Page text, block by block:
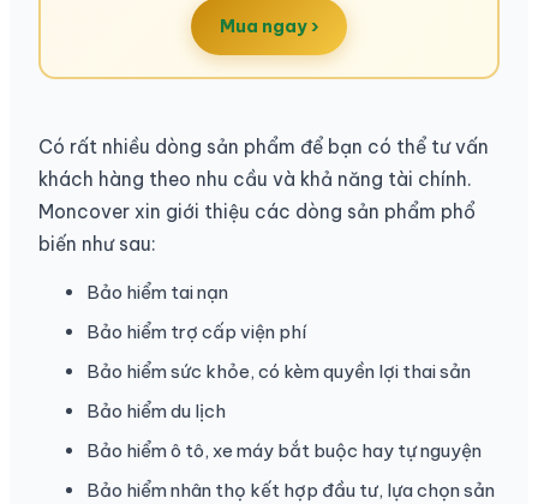
Mua ngay ›
Có rất nhiều dòng sản phẩm để bạn có thể tư vấn
khách hàng theo nhu cầu và khả năng tài chính.
Moncover xin giới thiệu các dòng sản phẩm phổ
biến như sau:
Bảo hiểm tai nạn
Bảo hiểm trợ cấp viện phí
Bảo hiểm sức khỏe, có kèm quyền lợi thai sản
Bảo hiểm du lịch
Bảo hiểm ô tô, xe máy bắt buộc hay tự nguyện
Bảo hiểm nhân thọ kết hợp đầu tư, lựa chọn sản